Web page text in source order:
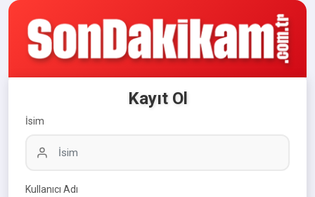
Kayıt Ol
İsim
Kullanıcı Adı